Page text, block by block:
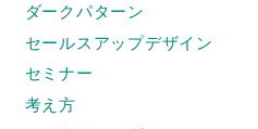
ダークパターン
セールスアップデザイン
セミナー
考え方